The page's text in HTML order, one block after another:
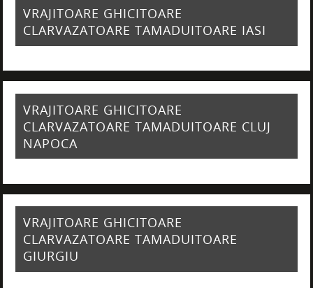
VRAJITOARE GHICITOARE
CLARVAZATOARE TAMADUITOARE IASI
VRAJITOARE GHICITOARE
CLARVAZATOARE TAMADUITOARE CLUJ
NAPOCA
VRAJITOARE GHICITOARE
CLARVAZATOARE TAMADUITOARE
GIURGIU